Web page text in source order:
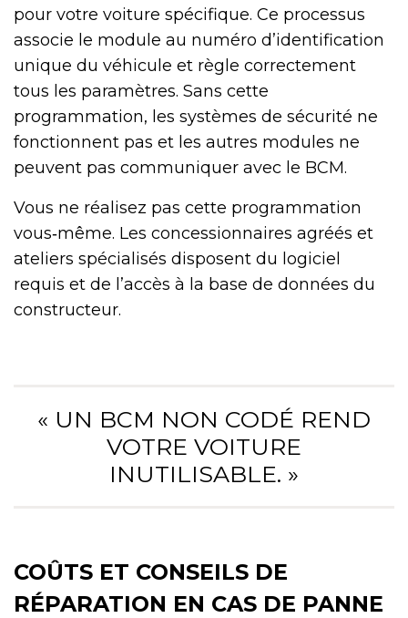
pour votre voiture spécifique. Ce processus
associe le module au numéro d’identification
unique du véhicule et règle correctement
tous les paramètres. Sans cette
programmation, les systèmes de sécurité ne
fonctionnent pas et les autres modules ne
peuvent pas communiquer avec le BCM.
Vous ne réalisez pas cette programmation
vous‑même. Les concessionnaires agréés et
ateliers spécialisés disposent du logiciel
requis et de l’accès à la base de données du
constructeur.
« UN BCM NON CODÉ REND
VOTRE VOITURE
INUTILISABLE. »
COÛTS ET CONSEILS DE
RÉPARATION EN CAS DE PANNE